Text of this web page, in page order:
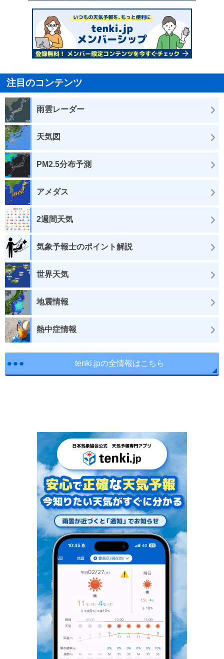
注目のコンテンツ
雨雲レーダー
天気図
PM2.5分布予測
アメダス
2週間天気
気象予報士のポイント解説
世界天気
地震情報
熱中症情報
tenki.jpの全情報はこちら